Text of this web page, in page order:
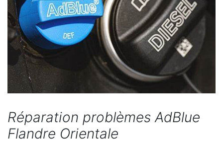
Réparation problèmes AdBlue
Flandre Orientale